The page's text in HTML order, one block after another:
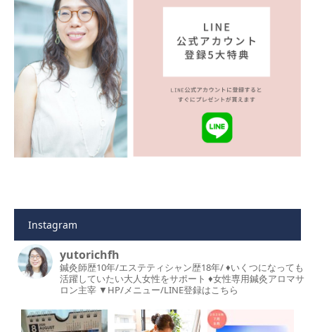
Instagram
yutorichfh
鍼灸師歴10年/エステティシャン歴18年/♦︎いくつになっても
活躍していたい大人女性をサポート ♦︎女性専用鍼灸アロマサ
ロン主宰 ▼HP/メニュー/LINE登録はこちら